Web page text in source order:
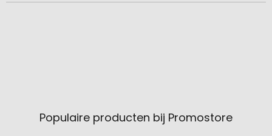
Populaire producten bij Promostore